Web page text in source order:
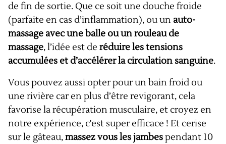
de fin de sortie. Que ce soit une douche froide
(parfaite en cas d’inflammation), ou un auto-
massage avec une balle ou un rouleau de
massage, l’idée est de réduire les tensions
accumulées et d’accélérer la circulation sanguine.
Vous pouvez aussi opter pour un bain froid ou
une rivière car en plus d’être revigorant, cela
favorise la récupération musculaire, et croyez en
notre expérience, c'est super efficace ! Et cerise
sur le gâteau,massez vous les jambespendant 10